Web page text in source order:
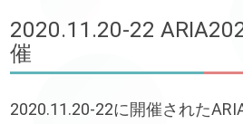
2020.11.20-22
催
2020.11.20-22に開催された